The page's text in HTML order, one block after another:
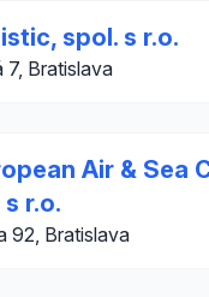
spol. s r.o.
7, Bratislava
Air & Sea
s r.o.
92, Bratislava